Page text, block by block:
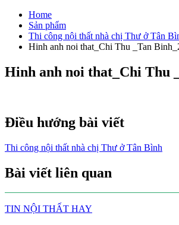
Home
Sản phẩm
Thi công nội thất nhà chị Thư ở Tân
Hinh anh noi that_Chi Thu _Tan
Hinh anh noi that_Chi Thu
Điều hướng bài viết
Thi công nội thất nhà chị Thư ở Tân Bình
Bài viết liên quan
TIN NỘI THẤT HAY